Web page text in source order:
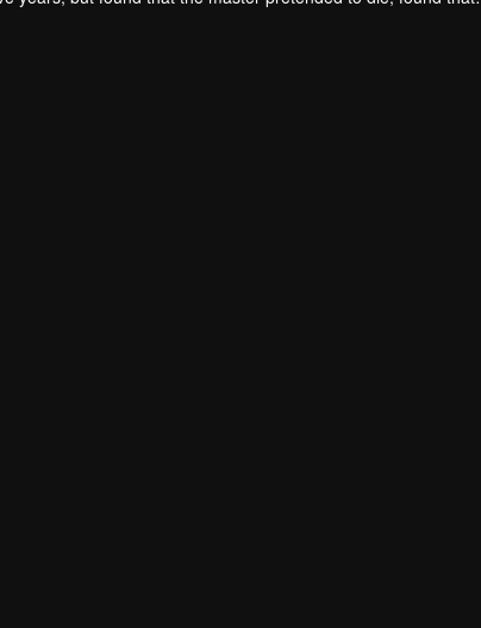
Feng rose up against the sky, set foot on the road to find